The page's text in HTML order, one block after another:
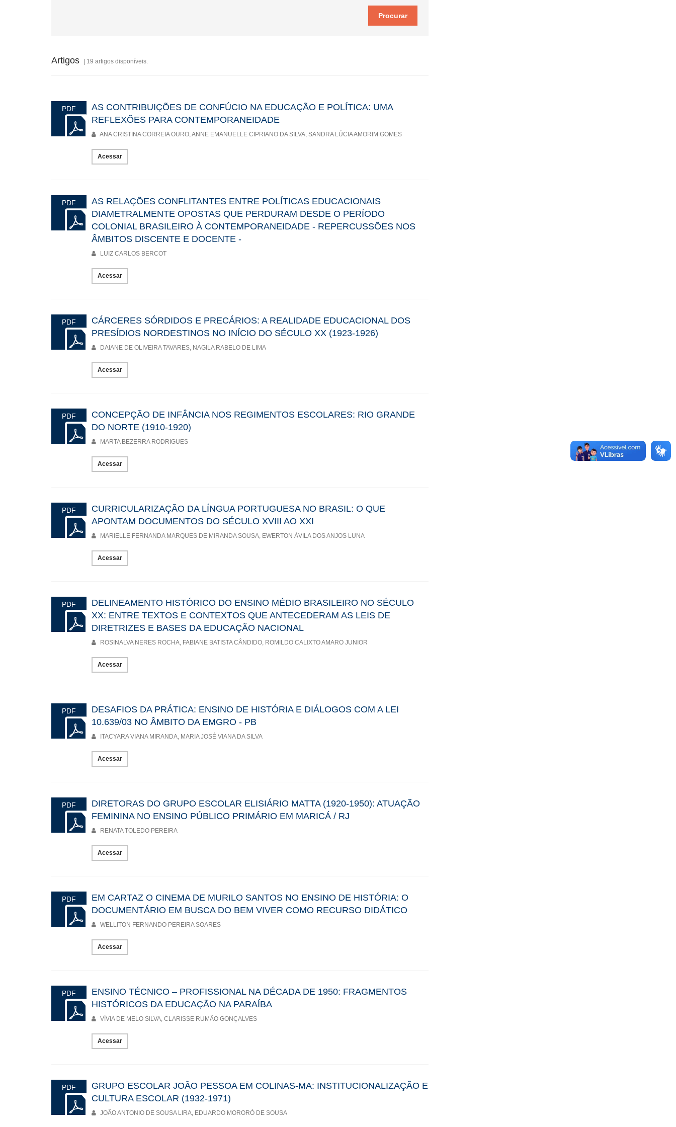
Artigos | 19 artigos disponíveis.
PDF
AS CONTRIBUIÇÕES DE CONFÚCIO NA EDUCAÇÃO E POLÍTICA: UMA
REFLEXÕES PARA CONTEMPORANEIDADE
ANA CRISTINA CORREIA OURO, ANNE EMANUELLE CIPRIANO DA SILVA, SANDRA LÚCIA AMORIM GOMES
Acessar
PDF
AS RELAÇÕES CONFLITANTES ENTRE POLÍTICAS EDUCACIONAIS
DIAMETRALMENTE OPOSTAS QUE PERDURAM DESDE O PERÍODO
COLONIAL BRASILEIRO À CONTEMPORANEIDADE - REPERCUSSÕES NOS
ÂMBITOS DISCENTE E DOCENTE -
LUIZ CARLOS BERCOT
Acessar
PDF
CÁRCERES SÓRDIDOS E PRECÁRIOS: A REALIDADE EDUCACIONAL DOS
PRESÍDIOS NORDESTINOS NO INÍCIO DO SÉCULO XX (1923-1926)
DAIANE DE OLIVEIRA TAVARES, NAGILA RABELO DE LIMA
Acessar
PDF
CONCEPÇÃO DE INFÂNCIA NOS REGIMENTOS ESCOLARES: RIO GRANDE
DO NORTE (1910-1920)
MARTA BEZERRA RODRIGUES
Acessar
PDF
CURRICULARIZAÇÃO DA LÍNGUA PORTUGUESA NO BRASIL: O QUE
APONTAM DOCUMENTOS DO SÉCULO XVIII AO XXI
MARIELLE FERNANDA MARQUES DE MIRANDA SOUSA, EWERTON ÁVILA DOS ANJOS LUNA
Acessar
PDF
DELINEAMENTO HISTÓRICO DO ENSINO MÉDIO BRASILEIRO NO SÉCULO
XX: ENTRE TEXTOS E CONTEXTOS QUE ANTECEDERAM AS LEIS DE
DIRETRIZES E BASES DA EDUCAÇÃO NACIONAL
ROSINALVA NERES ROCHA, FABIANE BATISTA CÂNDIDO, ROMILDO CALIXTO AMARO JUNIOR
Acessar
PDF
DESAFIOS DA PRÁTICA: ENSINO DE HISTÓRIA E DIÁLOGOS COM A LEI
10.639/03 NO ÂMBITO DA EMGRO - PB
ITACYARA VIANA MIRANDA, MARIA JOSÉ VIANA DA SILVA
Acessar
PDF
DIRETORAS DO GRUPO ESCOLAR ELISIÁRIO MATTA (1920-1950): ATUAÇÃO
FEMININA NO ENSINO PÚBLICO PRIMÁRIO EM MARICÁ / RJ
RENATA TOLEDO PEREIRA
Acessar
PDF
EM CARTAZ O CINEMA DE MURILO SANTOS NO ENSINO DE HISTÓRIA: O
DOCUMENTÁRIO EM BUSCA DO BEM VIVER COMO RECURSO DIDÁTICO
WELLITON FERNANDO PEREIRA SOARES
Acessar
PDF
ENSINO TÉCNICO – PROFISSIONAL NA DÉCADA DE 1950: FRAGMENTOS
HISTÓRICOS DA EDUCAÇÃO NA PARAÍBA
VÍVIA DE MELO SILVA, CLARISSE RUMÃO GONÇALVES
Acessar
PDF
GRUPO ESCOLAR JOÃO PESSOA EM COLINAS-MA: INSTITUCIONALIZAÇÃO E
CULTURA ESCOLAR (1932-1971)
JOÃO ANTONIO DE SOUSA LIRA, EDUARDO MORORÓ DE SOUSA